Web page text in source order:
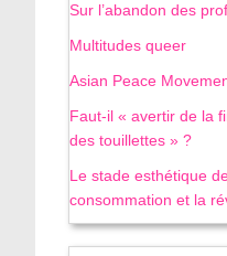
Sur l’abandon des
Multitudes queer
Asian Peace
Faut-il « avertir de la
des touillettes » ?
Le stade esthétique
consommation et la